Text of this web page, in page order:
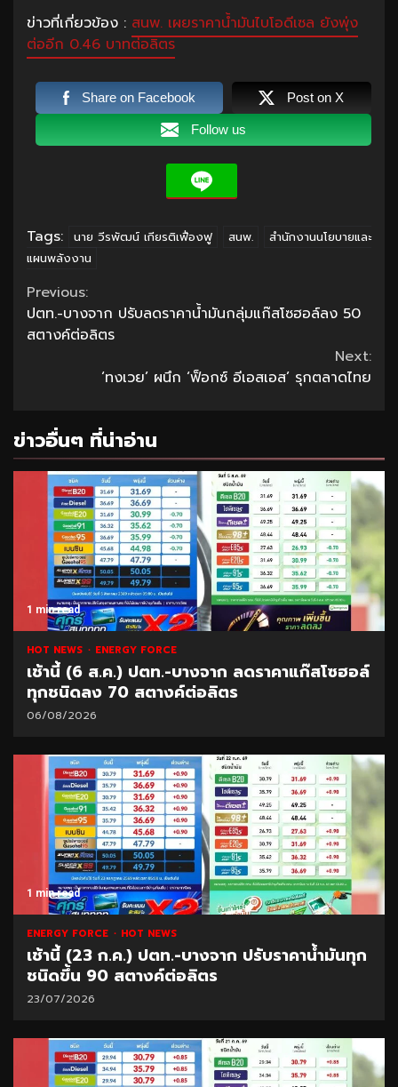
ข่าวที่เกี่ยวข้อง : สนพ. เผยราคาน้ำมันไบโอดีเซล ยังพุ่ง
ต่ออีก 0.46 บาทต่อลิตร
Share on Facebook Post on X
Follow us
Tags: นาย วีรพัฒน์ เกียรติเฟื่องฟู สนพ.
สำนักงานนโยบายและ
แผนพลังงาน
Continue
Reading
Previous:
ปตท.-บางจาก ปรับลดราคาน้ำมันกลุ่มแก๊สโซฮอล์ลง 50
สตางค์ต่อลิตร
Next:
‘ทงเวย’ ผนึก ‘ฟ็อกซ์ อีเอสเอส’ รุกตลาดไทย
ข่าวอื่นๆ ที่น่าอ่าน
1 min read
HOT NEWS ENERGY FORCE
เช้านี้ (6 ส.ค.) ปตท.-บางจาก ลดราคาแก๊สโซฮอล์
ทุกชนิดลง 70 สตางค์ต่อลิตร
06/08/2026
1 min read
ENERGY FORCE HOT NEWS
เช้านี้ (23 ก.ค.) ปตท.-บางจาก ปรับราคาน้ำมันทุก
ชนิดขึ้น 90 สตางค์ต่อลิตร
23/07/2026